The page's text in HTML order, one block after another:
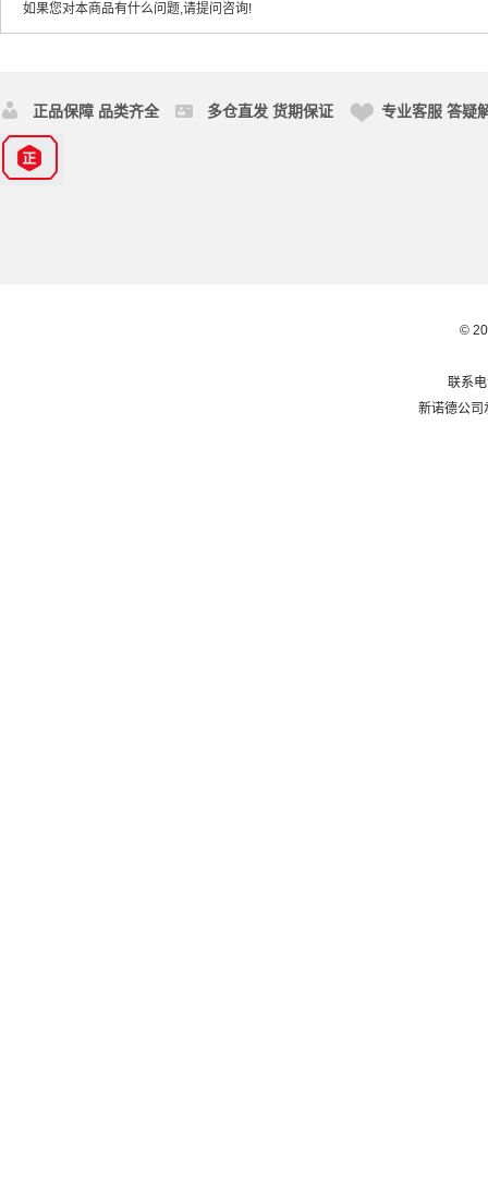
如果您对本商品有什么问题,请提问咨询!
正品保障 品类齐全 多仓直发 货期保证 专业客服 答疑
©
联系
新诺德公司